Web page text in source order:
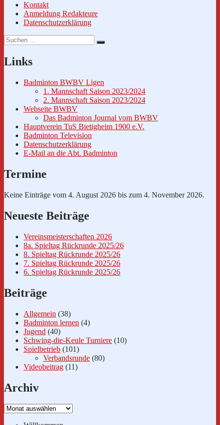
Kontakt
Anmeldung Redakteure
Datenschutzerklärung
Suche
nach:
Suchen
Links
Badminton BWBV Ligen
1. Mannschaft Saison 2023/2024
2. Mannschaft Saison 2023/2024
Webseite BWBV
Das Badminton Journal vom BWBV
Hauptverein TuS Bietigheim 1900 e.V.
Badminton Television
Datenschutzerklärung
E-Mail an die Abt. Badminton
Termine
Keine Einträge vom 4. August 2026 bis zum 4. November 2026.
Neueste Beiträge
Vereinsmeisterschaften 2026
8a. Spieltag Rückrunde 2025/26
8. Spieltag Rückrunde 2025/26
7. Spieltag Rückrunde 2025/26
6. Spieltag Rückrunde 2025/26
Beiträge
Allgemein (38)
Badminton lernen (4)
Jugend (40)
Schwing-die-Keule Turniere (10)
Spielbetrieb (101)
Verbandsrunde (80)
Videobeitrag (11)
Archiv
Archiv